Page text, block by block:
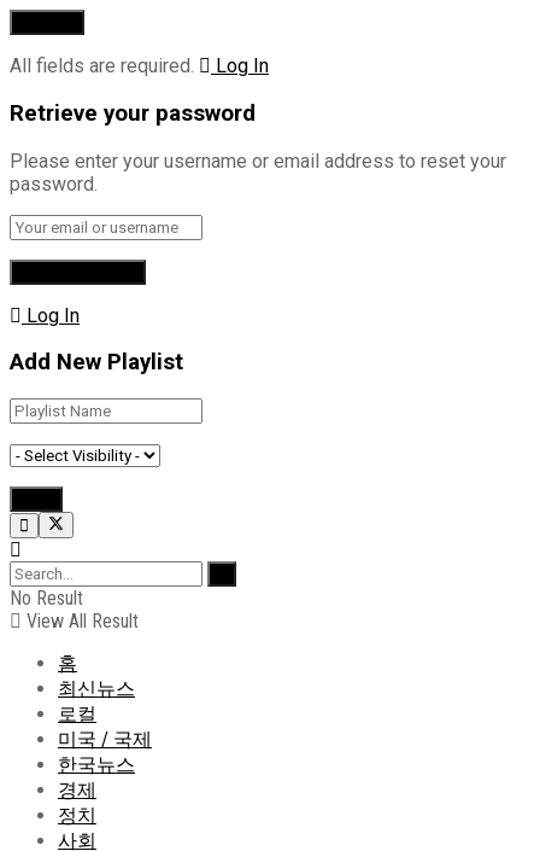
All fields are required. Log In
Retrieve your password
Please enter your username or email address to reset your
password.
Log In
Add New Playlist
No Result
View All Result
홈
최신뉴스
로컬
미국 / 국제
한국뉴스
경제
정치
사회